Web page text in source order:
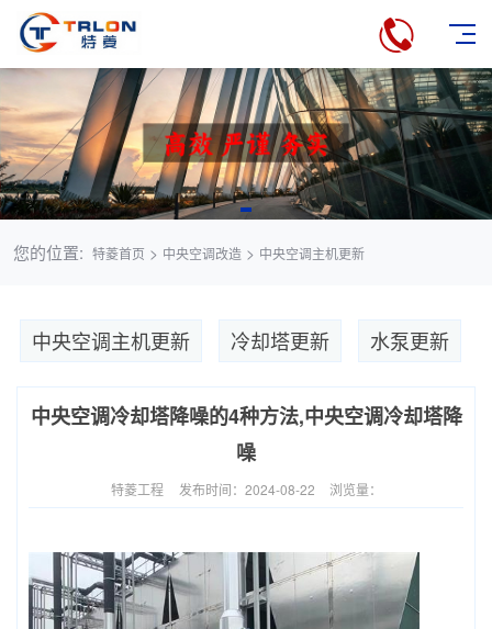
您的位置: 特菱首页 > 中央空调改造> 中央空调主机更新
中央空调主机更新 冷却塔更新 水泵更新
中央空调冷却塔降噪的4种方法,中央空调冷却塔降
噪
特菱工程 发布时间：2024-08-22 浏览量：